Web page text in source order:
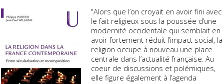
"Alors que l’on croyait en avoir fini avec
le fait religieux sous la poussée d’une
modernité occidentale qui semblait en
avoir fortement réduit l’impact social, la
religion occupe à nouveau une place
centrale dans l’actualité française. Au
coeur de discussions et polémiques,
elle figure également à l’agenda